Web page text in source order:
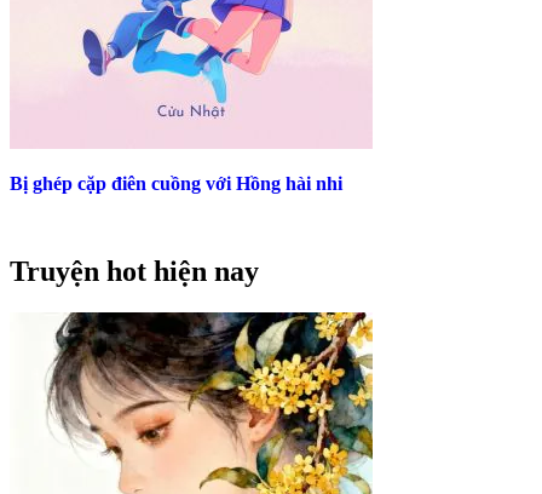
Bị ghép cặp điên cuồng với Hồng hài nhi
Truyện hot hiện nay